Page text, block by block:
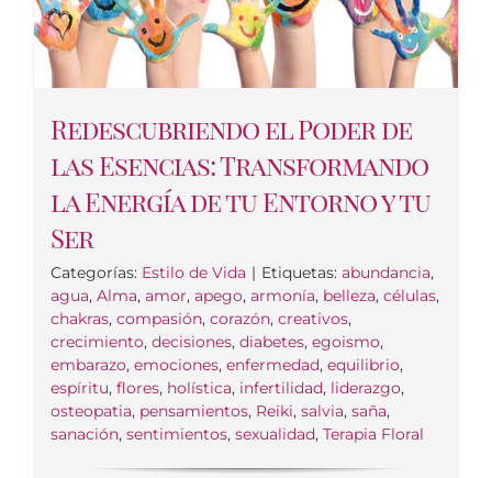
Redescubriendo el Poder de
las Esencias: Transformando
la Energía de tu Entorno y tu
Ser
Categorías: Estilo de Vida | Etiquetas: abundancia,
agua, Alma, amor, apego, armonía, belleza, células,
chakras, compasión, corazón, creativos,
crecimiento, decisiones, diabetes, egoismo,
embarazo, emociones, enfermedad, equilibrio,
espíritu, flores, holística, infertilidad, liderazgo,
osteopatia, pensamientos, Reiki, salvia, saña,
sanación, sentimientos, sexualidad, Terapia Floral